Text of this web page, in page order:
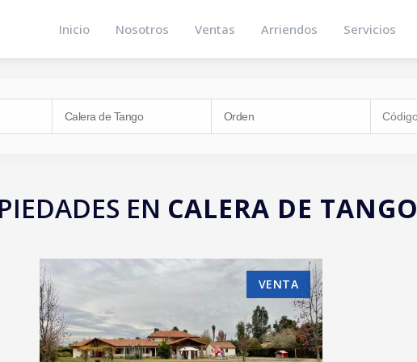
Inicio Nosotros Ventas Arriendos Servicios
EN CALERA DE TANGO
VENTA